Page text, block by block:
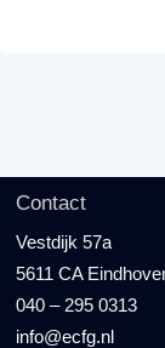
Contact
Vestdijk 57a
5611 CA
040 – 295 0313
info@ecfg.nl